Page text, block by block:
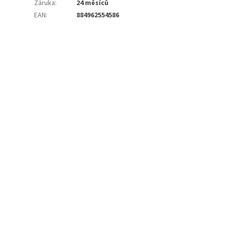
Záruka:
24 měsíců
EAN: 884962554586